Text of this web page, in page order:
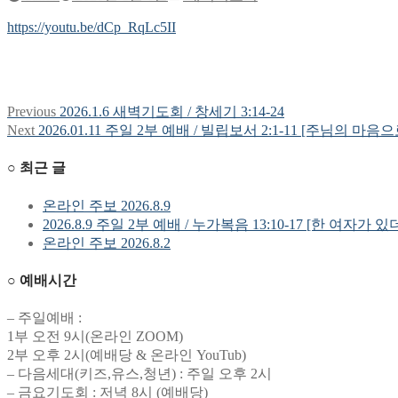
https://youtu.be/dCp_RqLc5II
글
색
Previous Previous
post:
2026.1.6 새벽기도회 / 창세기 3:14-24
Next Next
2026.01.11 주일 2부 예배 / 빌립보서 2:1-11 [주님의 마음
○ 최근 글
온라인 주보 2026.8.9
2026.8.9 주일 2부 예배 / 누가복음 13:10-17 [한 여자가 있
온라인 주보 2026.8.2
○ 예배시간
– 주일예배 :
1부 오전 9시(온라인 ZOOM)
2부 오후 2시(예배당 & 온라인 YouTub)
– 다음세대(키즈,유스,청년) : 주일 오후 2시
– 금요기도회 : 저녁 8시 (예배당)